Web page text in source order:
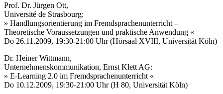
Prof. Dr. Jürgen Ott,
Université de Strasbourg:
» Handlungsorientierung im Fremdsprachenunterricht –
Theoretische Voraussetzungen und praktische Anwendung «
Do 26.11.2009, 19:30-21:00 Uhr (Hörsaal XVIII, Universität Köln)
Dr. Heiner Wittmann,
Unternehmenskommunikation, Ernst Klett AG:
» E-Learning 2.0 im Fremdsprachenunterricht «
Do 10.12.2009, 19:30-21:00 Uhr (H 80, Universität Köln)